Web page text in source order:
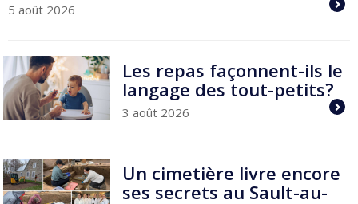
5 août 2026
Les repas façonnent-ils le
langage des tout-petits?
3 août 2026
Un cimetière livre encore
ses secrets au Sault-au-